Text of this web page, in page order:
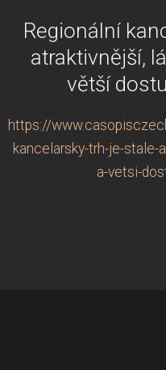
Regionální
atraktivnější,
větší
https://
kancelarsky-trh-je-stale-
a-vetsi-